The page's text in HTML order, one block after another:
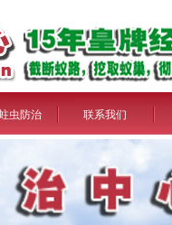
虫防治 联系我们